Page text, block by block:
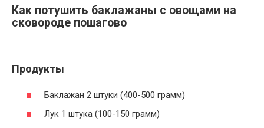
Как потушить баклажаны с овощами на
сковороде пошагово
Продукты
Баклажан 2 штуки (400-500 грамм)
Лук 1 штука (100-150 грамм)